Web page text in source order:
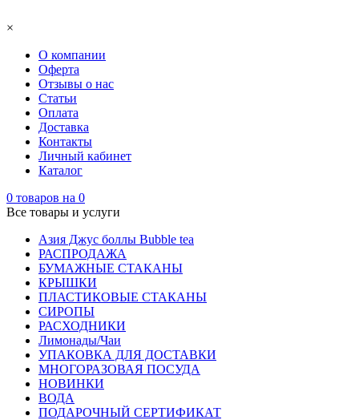
×
О компании
Оферта
Отзывы о нас
Статьи
Оплата
Доставка
Контакты
Личный кабинет
Каталог
0 товаров на 0
Все товары и услуги
Азия Джус боллы Bubble tea
РАСПРОДАЖА
БУМАЖНЫЕ СТАКАНЫ
КРЫШКИ
ПЛАСТИКОВЫЕ СТАКАНЫ
СИРОПЫ
РАСХОДНИКИ
Лимонады/Чаи
УПАКОВКА ДЛЯ ДОСТАВКИ
МНОГОРАЗОВАЯ ПОСУДА
НОВИНКИ
ВОДА
ПОДАРОЧНЫЙ СЕРТИФИКАТ